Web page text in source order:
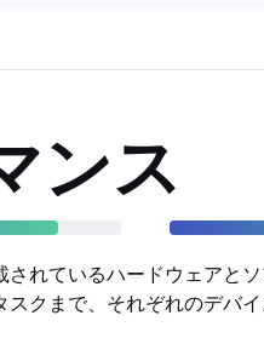
ンス
れているハードウェアと
クまで、それぞれのデバ